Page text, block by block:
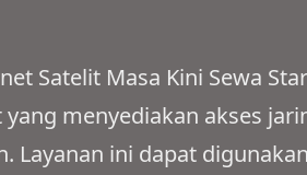
Satelit Masa Kini Sewa
menyediakan akses
Layanan ini dapat